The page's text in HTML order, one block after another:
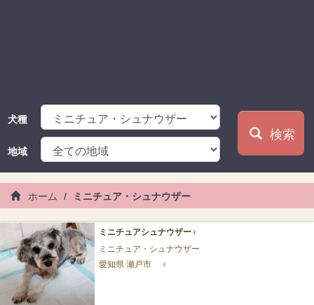
犬種
地域
検索
ホーム ミニチュア・シュナウザー
ミニチュアシュナウザー♀️
ミニチュア・シュナウザー
愛知県 瀬戸市
♀